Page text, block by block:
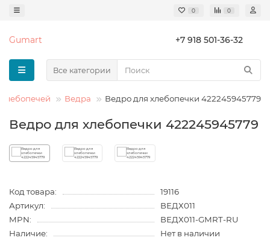
0 0
Gumart +7 918 501-36-32
Все категории
Ведра Ведро для хлебопечки 422245945779
Ведро для хлебопечки 422245945779
Код товара:
19116
Артикул:
ВЕДХ011
MPN:
ВЕДХ011-GMRT-RU
Наличие:
Нет в наличии